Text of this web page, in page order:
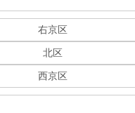
右京区
北区
西京区